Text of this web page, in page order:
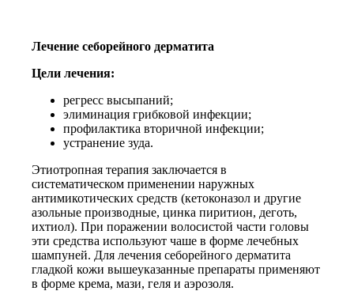
Лечение себорейного дерматита
Цели лечения:
регресс высыпаний;
элиминация грибковой инфекции;
профилактика вторичной инфекции;
устранение зуда.
Этиотропная терапия заключается в
систематическом применении наружных
антимикотических средств (кетоконазол и другие
азольные производные, цинка пиритион, деготь,
ихтиол). При поражении волосистой части головы
эти средства используют чаше в форме лечебных
шампуней. Для лечения себорейного дерматита
гладкой кожи вышеуказанные препараты применяют
в форме крема, мази, геля и аэрозоля.